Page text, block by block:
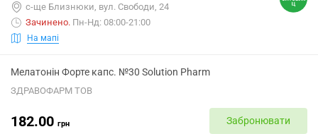
с-ще Близнюки, вул. Свободи, 24
Зачинено. Пн-Нд: 08:00-21:00
На мапі
Мелатонін Форте капс. №30 Solution Pharm
ЗДРАВОФАРМ ТОВ
182.00 грн Забронювати